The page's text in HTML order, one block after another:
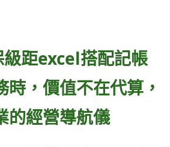
距excel搭配記帳
時，價值不在代算，
的經營導航儀